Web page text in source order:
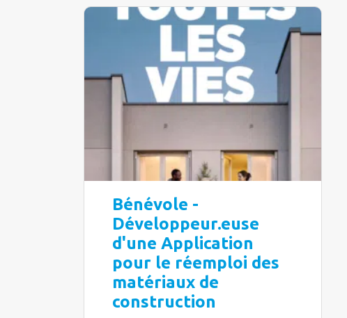
Bénévole -
Développeur.euse
d'une Application
pour le réemploi des
matériaux de
construction